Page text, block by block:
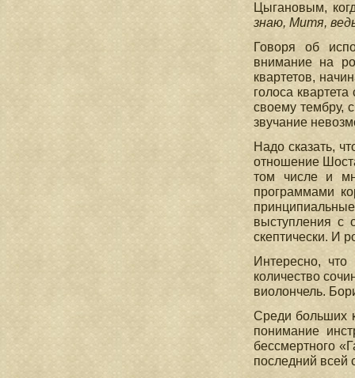
Цыгановым,
знаю, Митя,
Говоря об
внимание на
квартетов,
голоса
своему тембру,
звучание
Надо сказать,
отношение
том числе и
программами
выступления с
скептически. И
Интересно,
количество
виолончель.
Среди больших
понимание
бессмертного
последний всей